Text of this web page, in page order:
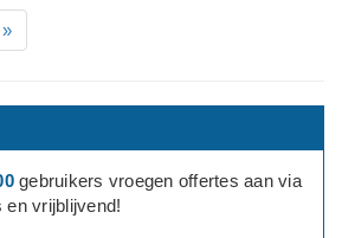
»
gebruikers vroegen offertes aan via
en vrijblijvend!